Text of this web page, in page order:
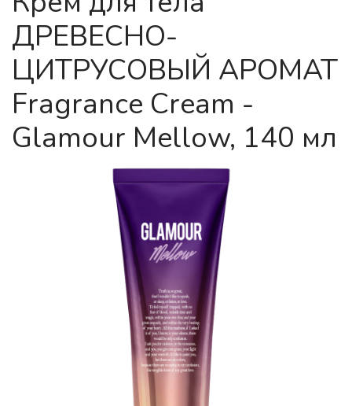
ДРЕВЕСНО-
ЦИТРУСОВЫЙ АРОМАТ
Fragrance Cream -
Glamour Mellow, 140 мл